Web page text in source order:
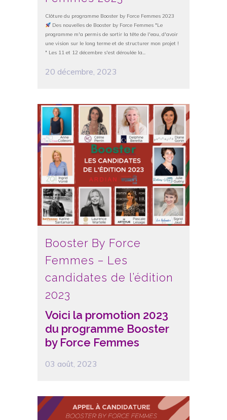
Clôture du programme Booster by Force Femmes 2023
Des nouvelles de Booster by Force Femmes "Le
programme m'a permis de sortir la tête de l'eau, d'avoir
une vision sur le long terme et de structurer mon projet !
" Les 11 et 12 décembre s'est déroulée la...
20 décembre, 2023
Booster By Force
Femmes – Les
candidates de l’édition
2023
Voici la promotion 2023
du programme Booster
by Force Femmes
03 août, 2023